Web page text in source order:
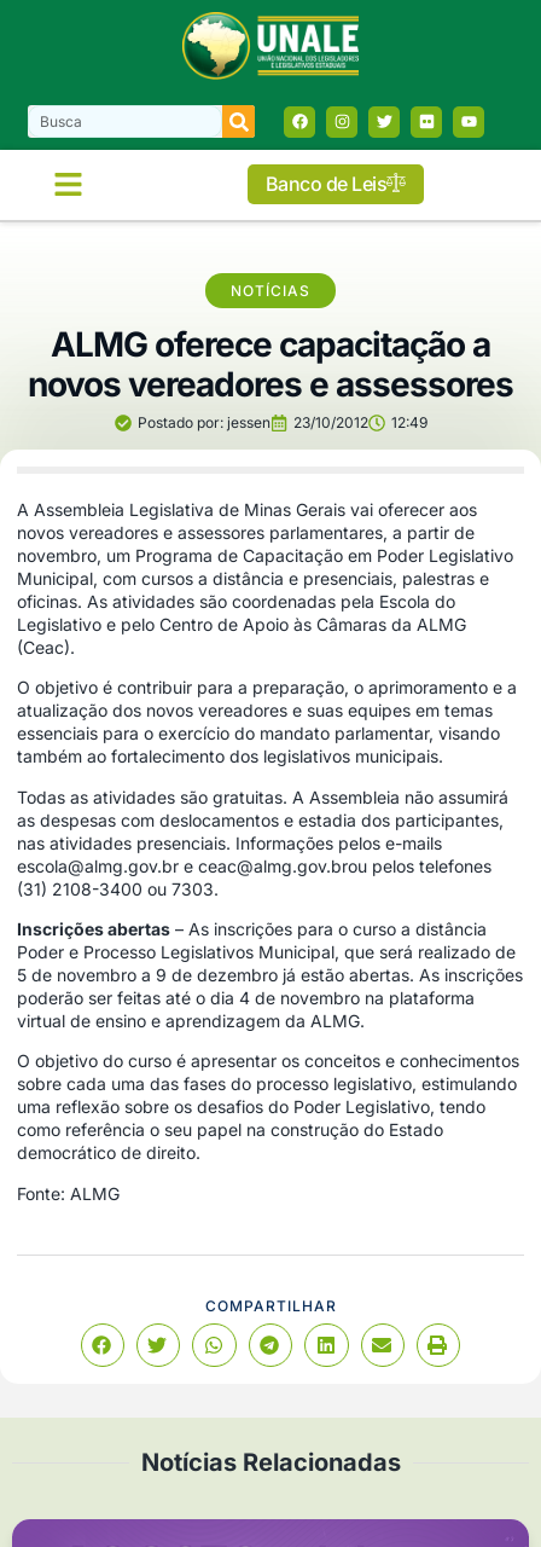
Banco de Leis
NOTÍCIAS
ALMG oferece capacitação a
novos vereadores e assessores
Postado por:jessen 23/10/2012 12:49
A Assembleia Legislativa de Minas Gerais vai oferecer aos
novos vereadores e assessores parlamentares, a partir de
novembro, um Programa de Capacitação em Poder Legislativo
Municipal, com cursos a distância e presenciais, palestras e
oficinas. As atividades são coordenadas pela Escola do
Legislativo e pelo Centro de Apoio às Câmaras da ALMG
(Ceac).
O objetivo é contribuir para a preparação, o aprimoramento e a
atualização dos novos vereadores e suas equipes em temas
essenciais para o exercício do mandato parlamentar, visando
também ao fortalecimento dos legislativos municipais.
Todas as atividades são gratuitas. A Assembleia não assumirá
as despesas com deslocamentos e estadia dos participantes,
nas atividades presenciais. Informações pelos e-mails
escola@almg.gov.br e ceac@almg.gov.brou pelos telefones
(31) 2108-3400 ou 7303.
Inscrições abertas – As inscrições para o curso a distância
Poder e Processo Legislativos Municipal, que será realizado de
5 de novembro a 9 de dezembro já estão abertas. As inscrições
poderão ser feitas até o dia 4 de novembro na plataforma
virtual de ensino e aprendizagem da ALMG.
O objetivo do curso é apresentar os conceitos e conhecimentos
sobre cada uma das fases do processo legislativo, estimulando
uma reflexão sobre os desafios do Poder Legislativo, tendo
como referência o seu papel na construção do Estado
democrático de direito.
Fonte: ALMG
COMPARTILHAR
Notícias Relacionadas